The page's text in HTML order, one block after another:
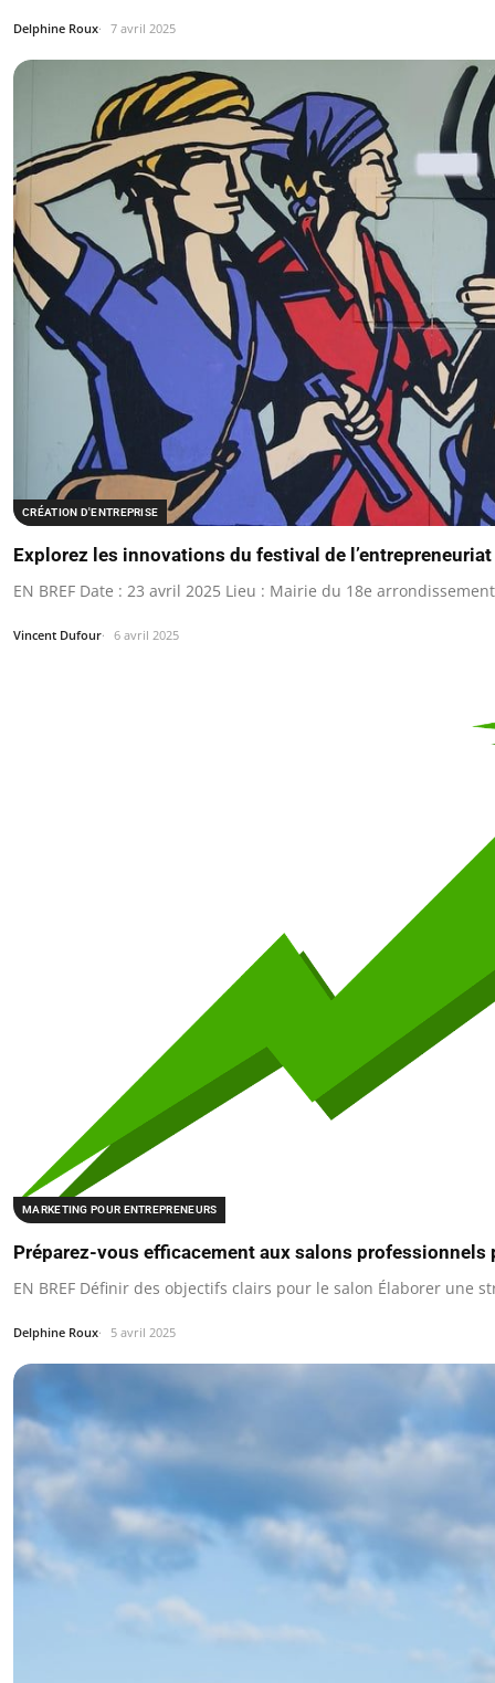
Delphine Roux 7 avril 2025
CRÉATION D'ENTREPRISE
Explorez les innovations du festival de
EN BREF Date : 23 avril 2025 Lieu : Mairie du 18e
Vincent Dufour 6 avril 2025
MARKETING POUR ENTREPRENEURS
Préparez-vous efficacement aux salons
EN BREF Définir des objectifs clairs pour le salon Élaborer une
Delphine Roux 5 avril 2025